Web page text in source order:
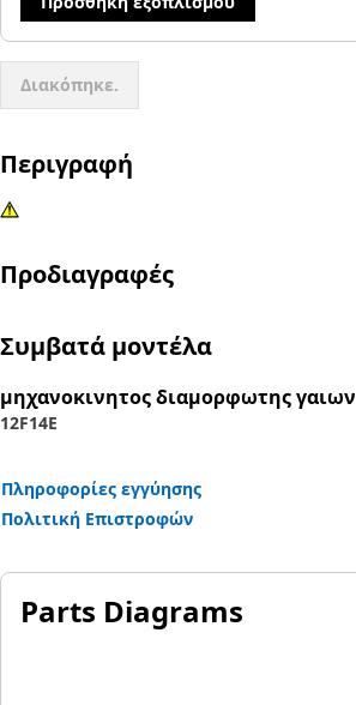
Διακόπηκε.
Περιγραφή
Προδιαγραφές
Συμβατά μοντέλα
μηχανοκινητος διαμορφωτης γαιων
12F14E
Πληροφορίες εγγύησης
Πολιτική Επιστροφών
Parts Diagrams